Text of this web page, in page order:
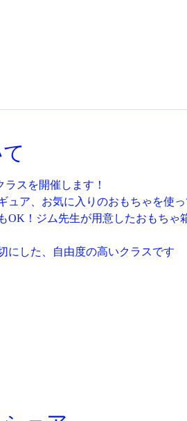
ラスを開催します！
ュア、お気に入りのおもちゃを使
OK！ジム先生が用意したおもちゃ
にした、自由度の高いクラスです